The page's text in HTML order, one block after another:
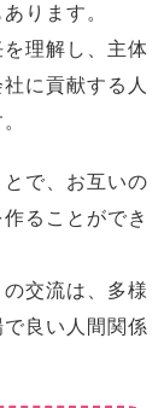
ります。
理解し、主体
に貢献する人
で、お互いの
ることができ
交流は、多様
良い人間関係